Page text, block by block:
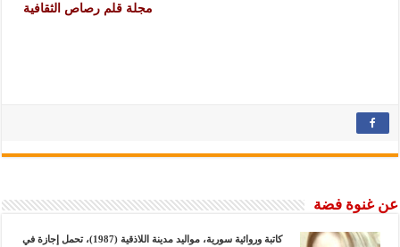
مجلة قلم رصاص الثقافية
عن غنوة فضة
كاتبة وروائية سورية، مواليد مدينة اللاذقية (1987)، تحمل إجازة في